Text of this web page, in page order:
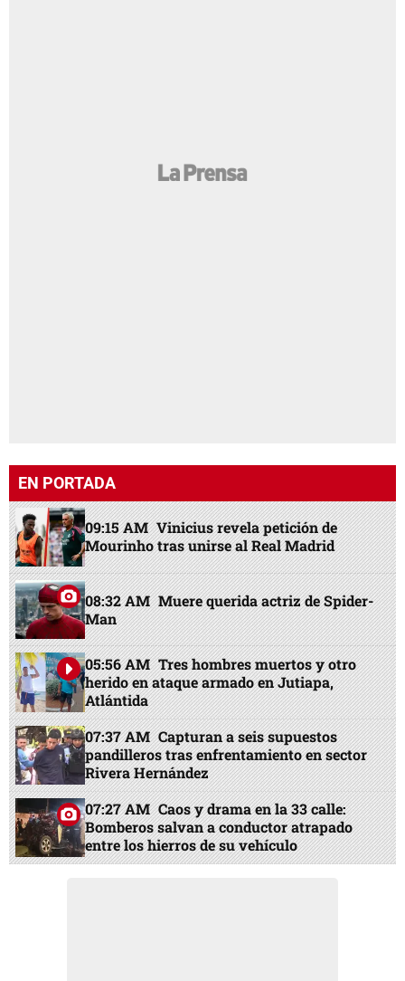
EN PORTADA
09:15 AM Vinicius revela petición de
Mourinho tras unirse al Real Madrid
08:32 AM Muere querida actriz de Spider-
Man
05:56 AM Tres hombres muertos y otro
herido en ataque armado en Jutiapa,
Atlántida
07:37 AM Capturan a seis supuestos
pandilleros tras enfrentamiento en sector
Rivera Hernández
07:27 AM Caos y drama en la 33 calle:
Bomberos salvan a conductor atrapado
entre los hierros de su vehículo